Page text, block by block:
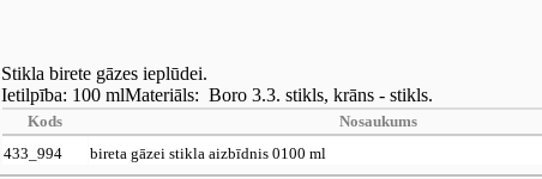
Stikla birete gāzes ieplūdei.
Ietilpība: 100 mlMateriāls: Boro 3.3. stikls, krāns - stikls.
Kods Nosaukums
433_994
bireta gāzei stikla aizbīdnis 0100 ml